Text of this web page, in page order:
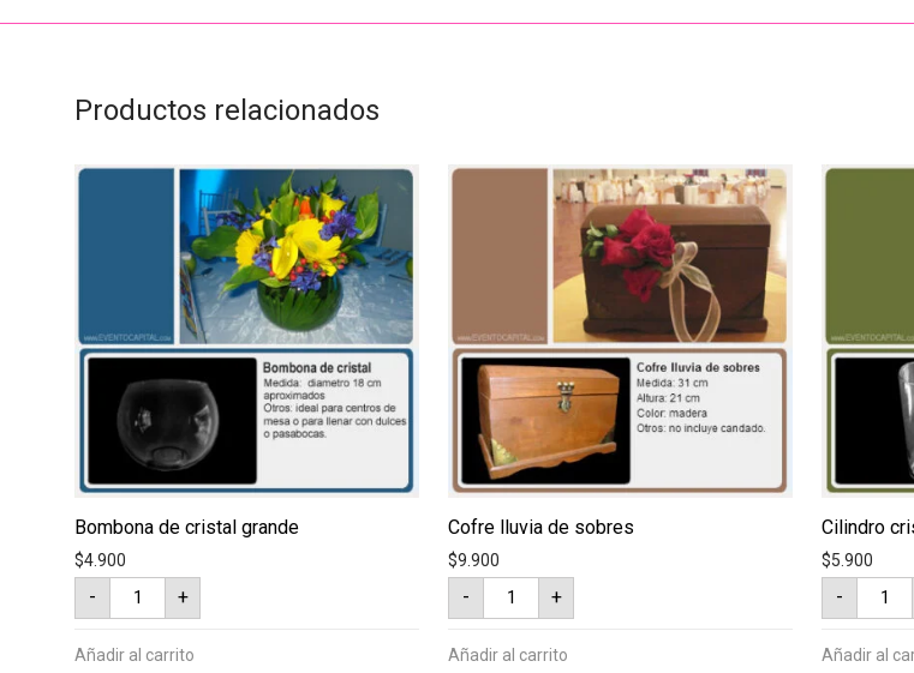
Productos relacionados
Bombona de cristal grande
$4.900
-
Bombona
cristal
cantidad
+
Añadir al carrito
Cofre lluvia de sobres
$9.900
-
Cofre
lluvia
de
cantidad
+
Añadir al carrito
Cilindro
$5.900
-
Cilindro
cristal
(alto
30
Añadir al